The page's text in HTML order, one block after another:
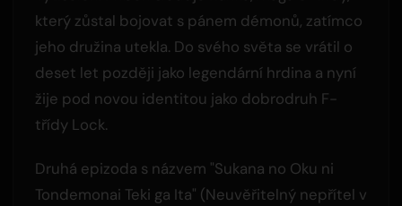
který zůstal bojovat s pánem démonů, zatímco
jeho družina utekla. Do svého světa se vrátil o
deset let později jako legendární hrdina a nyní
žije pod novou identitou jako dobrodruh F-
třídy Lock.
Druhá epizoda s názvem "Sukana no Oku ni
Tondemonai Teki ga Ita" (Neuvěřitelný nepřítel v